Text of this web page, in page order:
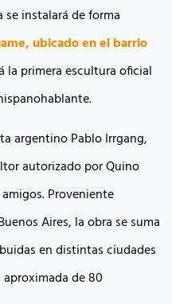
se instalará de forma
ubicado en el barrio
la primera escultura oficial
argentino Pablo Irrgang,
autorizado por Quino
Proveniente
Aires, la obra se suma
en distintas ciudades
de 80